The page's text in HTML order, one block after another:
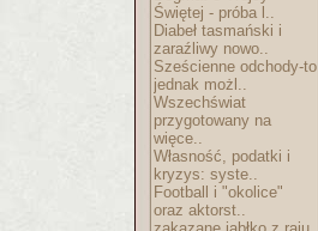
Świętej - próba l..
Diabeł tasmański i
zaraźliwy nowo..
Sześcienne odchody-to
jednak możl..
Wszechświat
przygotowany na
więce..
Własność, podatki i
kryzys: syste..
Football i "okolice"
oraz aktorst..